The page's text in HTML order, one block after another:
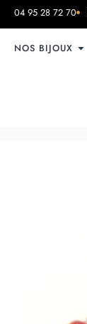
04 95 28 72 70
NOS BIJOUX